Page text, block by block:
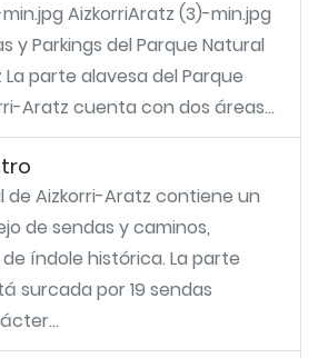
AizkorriAratz (3)-min.jpg
y Parkings del Parque Natural
parte alavesa del Parque
Aratz cuenta con dos áreas...
de Aizkorri-Aratz contiene un
de sendas y caminos,
índole histórica. La parte
surcada por 19 sendas